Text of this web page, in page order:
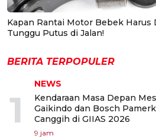
Kapan Rantai Motor Bebek Harus
Tunggu Putus di Jalan!
BERITA TERPOPULER
1
NEWS
Kendaraan Masa Depan
Gaikindo dan Bosch
Canggih di GIIAS 2026
9 jam